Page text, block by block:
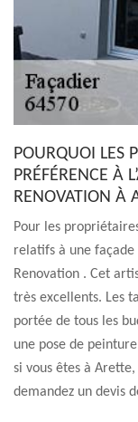
POURQUOI LES
PRÉFÉRENCE À
RENOVATION À
Pour les
relatifs à une façade
Renovation . Cet
très excellents. Les
portée de tous les
une pose de
si vous êtes à
demandez un devis